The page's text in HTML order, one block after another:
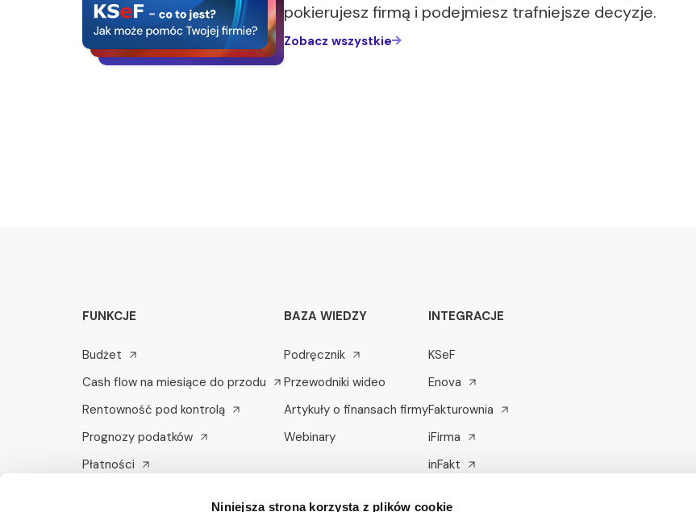
Niniejsza strona korzysta z plików cookie
pokierujesz firmą i podejmiesz trafniejsze decyzje.
Zobacz wszystkie
FUNKCJE
Budżet
Cash flow na miesiące do przodu
Rentowność pod kontrolą
Prognozy podatków
Płatności
BAZA WIEDZY
Podręcznik
Przewodniki wideo
Artykuły o finansach firmy
Webinary
INTEGRACJE
KSeF
Enova
Fakturownia
iFirma
inFakt